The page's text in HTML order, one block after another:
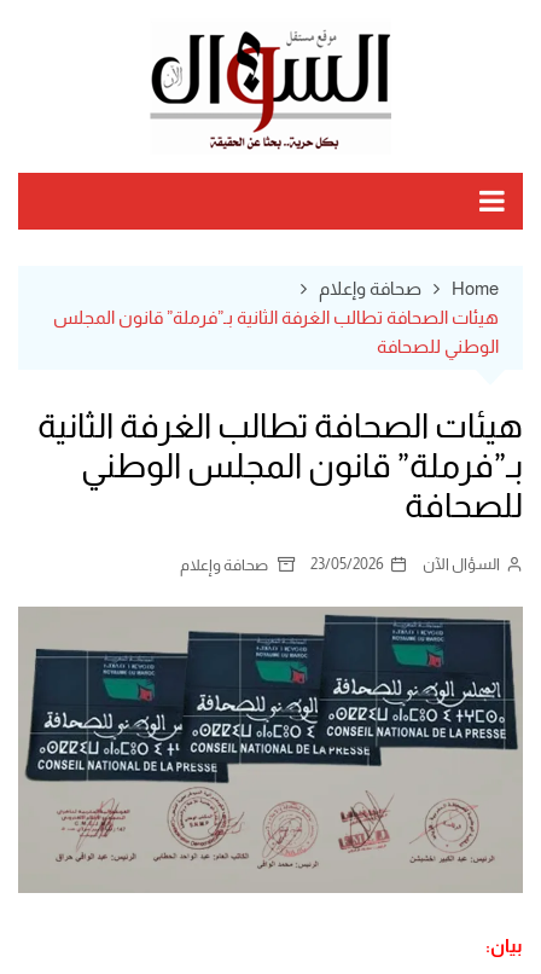
Home
صحافة وإعلام
هيئات الصحافة تطالب الغرفة الثانية بـ”فرملة” قانون المجلس
الوطني للصحافة
هيئات الصحافة تطالب الغرفة الثانية
بـ”فرملة” قانون المجلس الوطني
للصحافة
السؤال الآن 23/05/2026 صحافة وإعلام
بيان: